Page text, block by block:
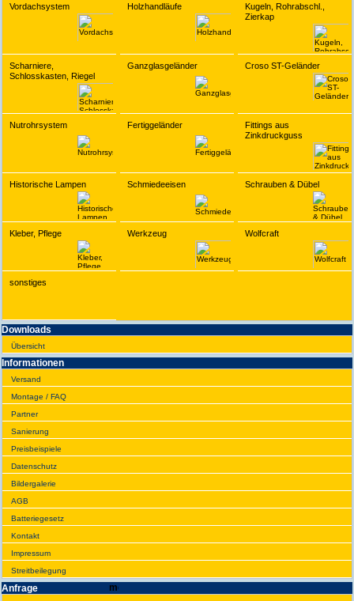
Vordachsystem Holzhandläufe
Kugeln, Rohrabschl.,
Zierkap
Scharniere,
Schlosskasten, Riegel
Ganzglasgeländer Croso ST-Geländer
Nutrohrsystem Fertiggeländer
Fittings aus
Zinkdruckguss
Historische Lampen Schmiedeeisen Schrauben & Dübel
Kleber, Pflege Werkzeug Wolfcraft
sonstiges
Downloads
Übersicht
Infor­ma­tionen
Versand
Montage / FAQ
Partner
Sanie­rung
Preis­beispiele
Daten­schutz
Bilder­galerie
AGB
Batte­rie­gesetz
Kontakt
Impres­sum
Streit­bei­legung
Anfrage